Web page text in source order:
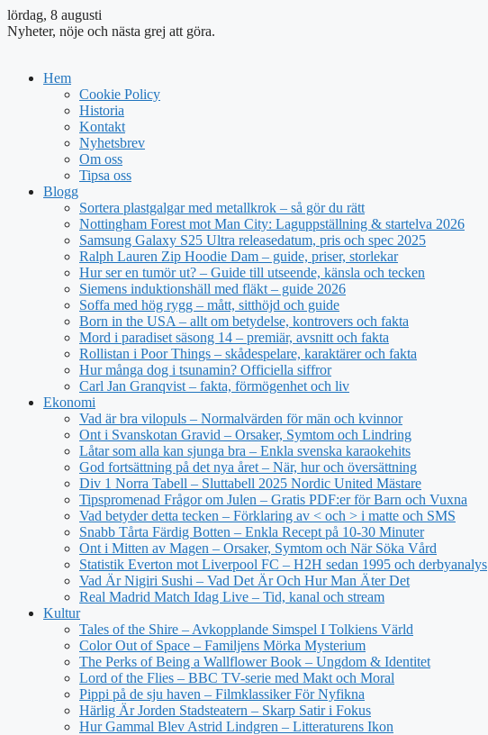
lördag, 8 augusti
Nyheter, nöje och nästa grej att göra.
Hem
Cookie Policy
Historia
Kontakt
Nyhetsbrev
Om oss
Tipsa oss
Blogg
Sortera plastgalgar med metallkrok – så gör du rätt
Nottingham Forest mot Man City: Laguppställning & startelva 2026
Samsung Galaxy S25 Ultra releasedatum, pris och spec 2025
Ralph Lauren Zip Hoodie Dam – guide, priser, storlekar
Hur ser en tumör ut? – Guide till utseende, känsla och tecken
Siemens induktionshäll med fläkt – guide 2026
Soffa med hög rygg – mått, sitthöjd och guide
Born in the USA – allt om betydelse, kontrovers och fakta
Mord i paradiset säsong 14 – premiär, avsnitt och fakta
Rollistan i Poor Things – skådespelare, karaktärer och fakta
Hur många dog i tsunamin? Officiella siffror
Carl Jan Granqvist – fakta, förmögenhet och liv
Ekonomi
Vad är bra vilopuls – Normalvärden för män och kvinnor
Ont i Svanskotan Gravid – Orsaker, Symtom och Lindring
Låtar som alla kan sjunga bra – Enkla svenska karaokehits
God fortsättning på det nya året – När, hur och översättning
Div 1 Norra Tabell – Sluttabell 2025 Nordic United Mästare
Tipspromenad Frågor om Julen – Gratis PDF:er för Barn och Vuxna
Vad betyder detta tecken – Förklaring av < och > i matte och SMS
Snabb Tårta Färdig Botten – Enkla Recept på 10-30 Minuter
Ont i Mitten av Magen – Orsaker, Symtom och När Söka Vård
Statistik Everton mot Liverpool FC – H2H sedan 1995 och derbyanalys
Vad Är Nigiri Sushi – Vad Det Är Och Hur Man Äter Det
Real Madrid Match Idag Live – Tid, kanal och stream
Kultur
Tales of the Shire – Avkopplande Simspel I Tolkiens Värld
Color Out of Space – Familjens Mörka Mysterium
The Perks of Being a Wallflower Book – Ungdom & Identitet
Lord of the Flies – BBC TV-serie med Makt och Moral
Pippi på de sju haven – Filmklassiker För Nyfikna
Härlig Är Jorden Stadsteatern – Skarp Satir i Fokus
Hur Gammal Blev Astrid Lindgren – Litteraturens Ikon